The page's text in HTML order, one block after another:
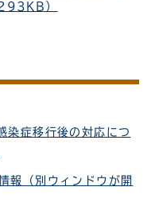
）
染症移行後の対応につ
報（別ウィンドウが開